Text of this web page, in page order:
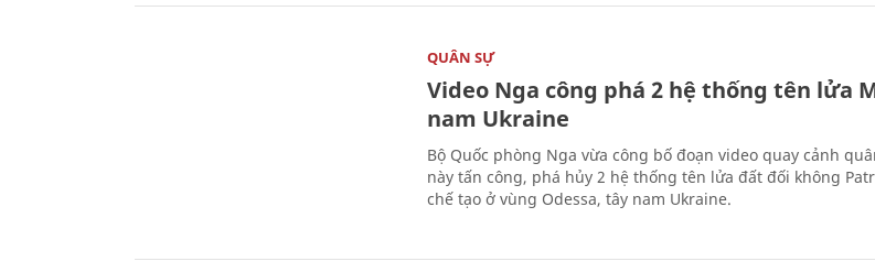
QUÂN SỰ
Video Nga công phá 2 hệ thống tên lửa
nam Ukraine
Bộ Quốc phòng Nga vừa công bố đoạn video quay cảnh
này tấn công, phá hủy 2 hệ thống tên lửa đất đối không
chế tạo ở vùng Odessa, tây nam Ukraine.